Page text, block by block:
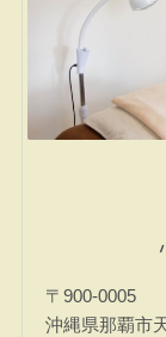
〒900-0005
沖縄県那覇市